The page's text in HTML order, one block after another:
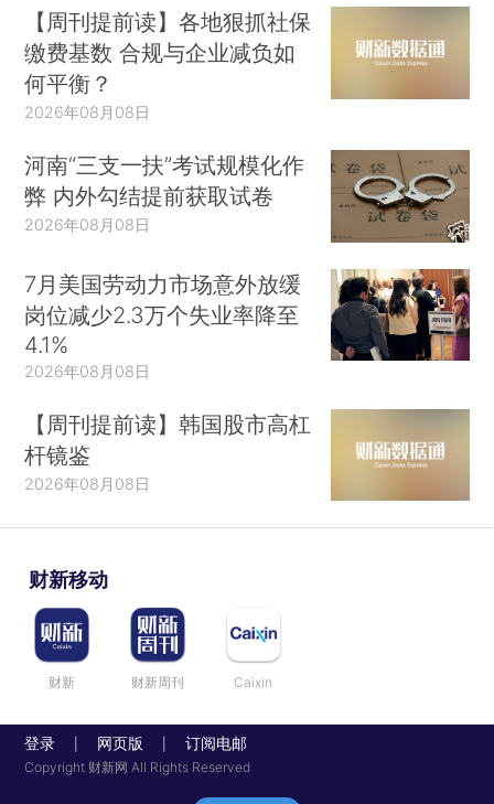
【周刊提前读】各地狠抓社保
缴费基数 合规与企业减负如
何平衡？
2026年08月08日
河南“三支一扶”考试规模化作
弊 内外勾结提前获取试卷
2026年08月08日
7月美国劳动力市场意外放缓
岗位减少2.3万个失业率降至
4.1%
2026年08月08日
【周刊提前读】韩国股市高杠
杆镜鉴
2026年08月08日
财新移动
财新 财新周刊 Caixin
登录 网页版 订阅电邮
Copyright 财新网 All Rights Reserved